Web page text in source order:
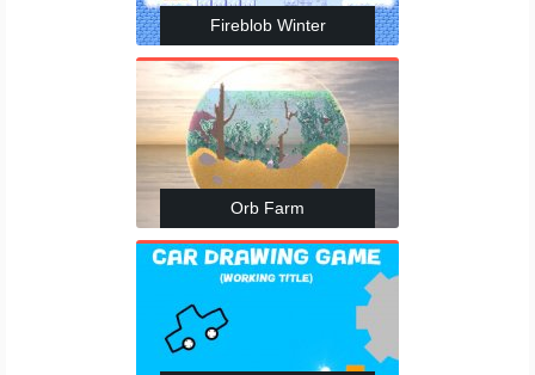
Fireblob Winter
Orb Farm